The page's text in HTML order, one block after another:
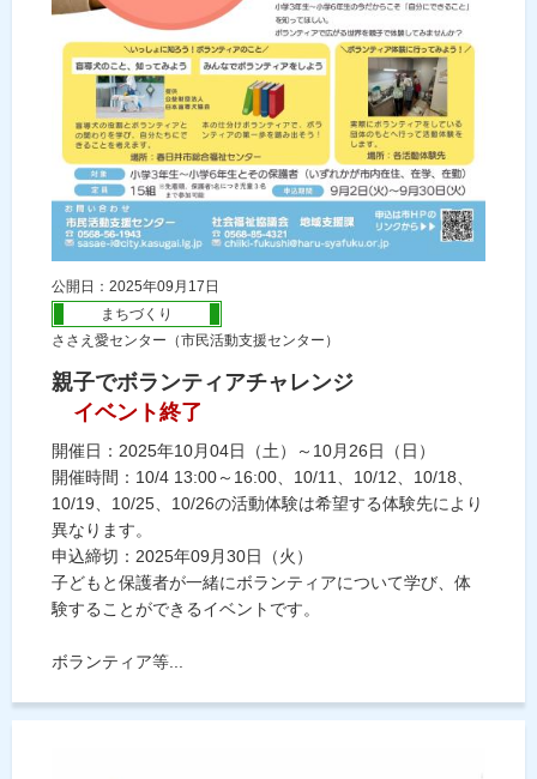
公開日：2025年09月17日
まちづくり
ささえ愛センター（市民活動支援センター）
親子でボランティアチャレンジ
イベント終了
開催日：2025年10月04日（土）～10月26日（日）
開催時間：10/4 13:00～16:00、10/11、10/12、10/18、
10/19、10/25、10/26の活動体験は希望する体験先により
異なります。
申込締切：2025年09月30日（火）
子どもと保護者が一緒にボランティアについて学び、体
験することができるイベントです。
ボランティア等...